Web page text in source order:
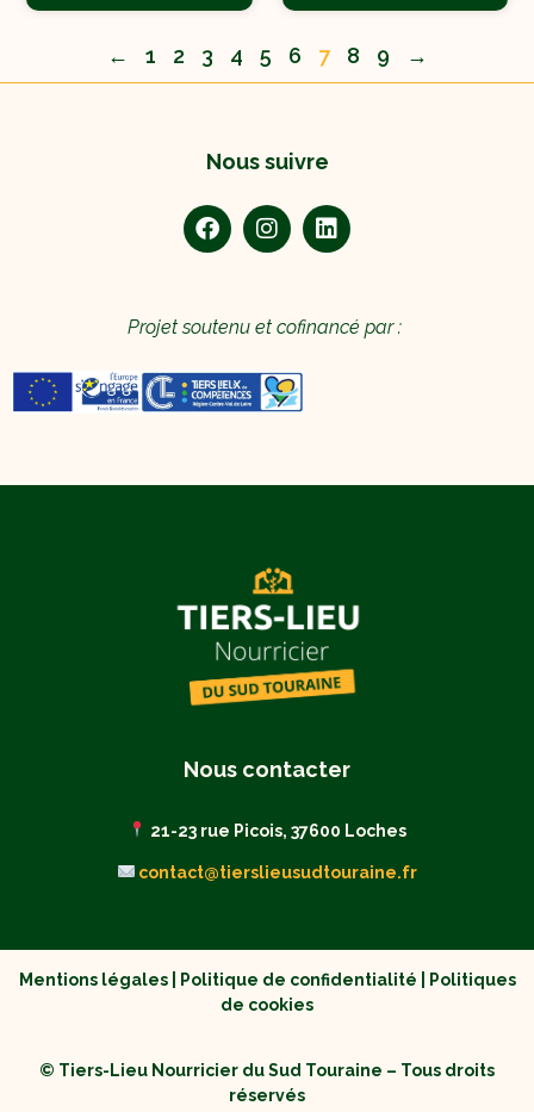
← 1 2 3 4 5 6 7 8 9 →
Nous contacter
21-23 rue Picois, 37600 Loches
contact@tierslieusudtouraine.fr
Nous suivre
Projet soutenu et cofinancé par :
Mentions légales| Politique de confidentialité
Politiques
de cookies
© Tiers-Lieu Nourricier du Sud Touraine – Tous droits
réservés